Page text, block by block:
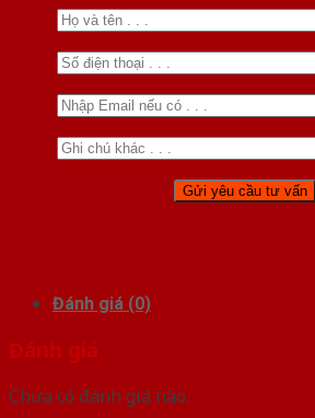
Đánh giá (0)
Đánh giá
Chưa có đánh giá nào.